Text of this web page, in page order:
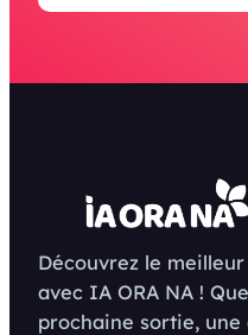
Découvrez le
avec IA ORA NA !
prochaine sortie,